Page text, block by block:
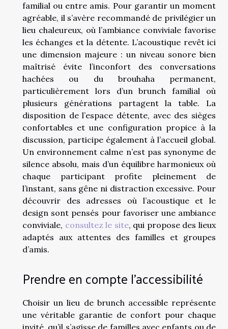
familial ou entre amis. Pour garantir un moment
agréable, il s’avère recommandé de privilégier un
lieu chaleureux, où l’ambiance conviviale favorise
les échanges et la détente. L’acoustique revêt ici
une dimension majeure : un niveau sonore bien
maîtrisé évite l’inconfort des conversations
hachées ou du brouhaha permanent,
particulièrement lors d’un brunch familial où
plusieurs générations partagent la table. La
disposition de l’espace détente, avec des sièges
confortables et une configuration propice à la
discussion, participe également à l’accueil global.
Un environnement calme n’est pas synonyme de
silence absolu, mais d’un équilibre harmonieux où
chaque participant profite pleinement de
l’instant, sans gêne ni distraction excessive. Pour
découvrir des adresses où l’acoustique et le
design sont pensés pour favoriser une ambiance
conviviale, consultez le site, qui propose des lieux
adaptés aux attentes des familles et groupes
d’amis.
Prendre en compte l’accessibilité
Choisir un lieu de brunch accessible représente
une véritable garantie de confort pour chaque